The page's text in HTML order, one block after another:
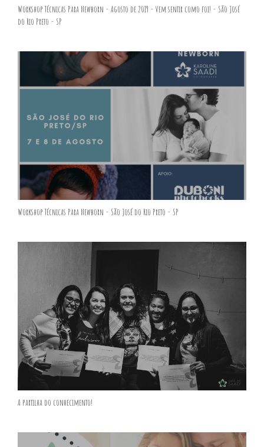
Workshop Técnicas Para Newborn - Agosto de 2019 - Vem sentir como foi! - São José
do Rio Preto - SP
Workshop Técnicas Para Newborn - São José do Rio Preto - SP
A partilha do conhecimento!